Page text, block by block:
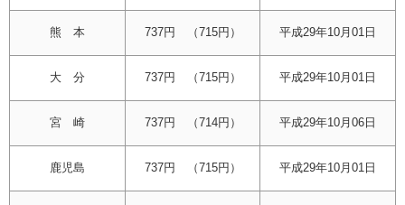
熊 本 737円 （715円） 平成29年10月01日
大 分 737円 （715円） 平成29年10月01日
宮 崎 737円 （714円） 平成29年10月06日
鹿児島 737円 （715円） 平成29年10月01日